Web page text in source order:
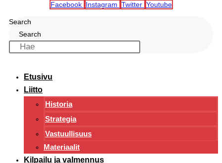
Facebook Instagram Twitter Youtube
Search
Search
Etusivu
Liitto
Historia
Strategia
Vastuullisuus
Materiaalit
Kilpailu ja valmennus